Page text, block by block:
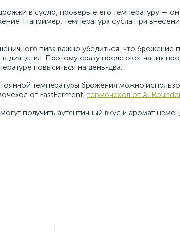
в сусло, проверьте его температуру —
Например, температура сусла при
пива важно убедиться, что
диацетил. Поэтому сразу после окончания
повыситься на день-два.
температуры брожения можно
от FastFerment, термочехол от
получить аутентичный вкус и аромат